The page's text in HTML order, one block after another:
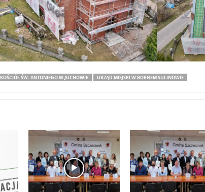
KOŚCIÓŁ ŚW. ANTONIEGO W JUCHOWIE URZĄD MIEJSKI W BORNEM SULINOWIE